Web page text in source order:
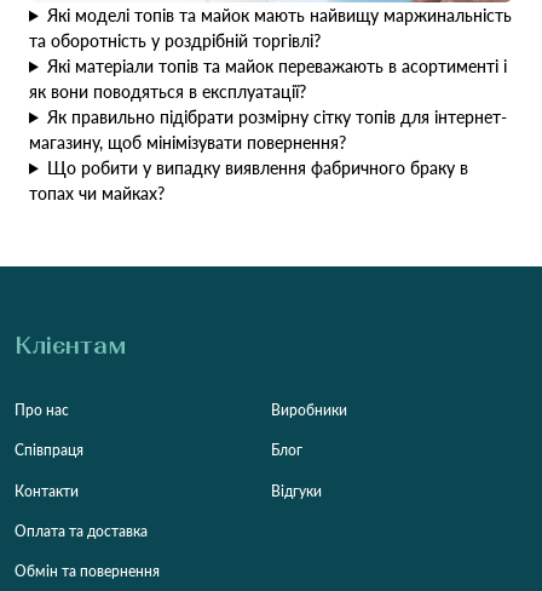
Які моделі топів та майок мають найвищу маржинальність
та оборотність у роздрібній торгівлі?
Які матеріали топів та майок переважають в асортименті і
як вони поводяться в експлуатації?
Як правильно підібрати розмірну сітку топів для інтернет-
магазину, щоб мінімізувати повернення?
Що робити у випадку виявлення фабричного браку в
топах чи майках?
Клієнтам
Про нас
Співпраця
Контакти
Оплата та доставка
Обмін та повернення
Виробники
Блог
Відгуки